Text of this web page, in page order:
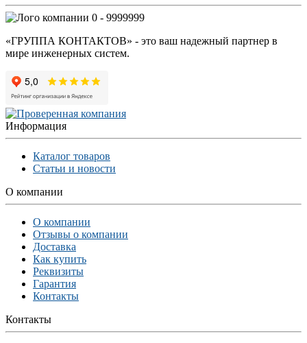
0 - 9999999
«ГРУППА КОНТАКТОВ» - это ваш надежный партнер в
мире инженерных систем.
Информация
Каталог товаров
Статьи и новости
О компании
О компании
Отзывы о компании
Доставка
Как купить
Реквизиты
Гарантия
Контакты
Контакты